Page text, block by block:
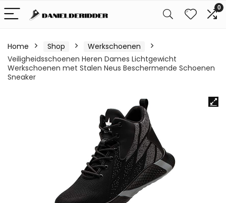
0
Home Shop
Werkschoenen
Veiligheidsschoenen Heren Dames Lichtgewicht
Werkschoenen met Stalen Neus Beschermende Schoenen
Sneaker